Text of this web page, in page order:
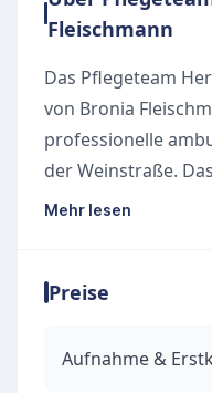
Fleischmann
Das Pflegeteam
von Bronia
professionelle
der Weinstraße.
examinierten
gemacht,
respektvoll zu
Mehr lesen
Preise
Aufnahme &